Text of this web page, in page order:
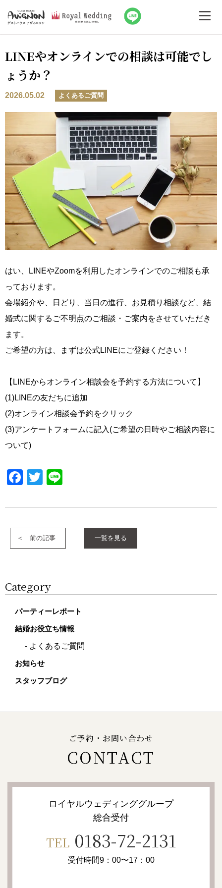
LINEやオンラインでの相談は可能でし
ょうか？
2026.05.02 よくあるご質問
はい、LINEやZoomを利用したオンラインでのご相談も承
っております。
会場紹介や、日どり、当日の進行、お見積り相談など、結
婚式に関するご不明点のご相談・ご案内をさせていただき
ます。
ご希望の方は、まずは公式LINEにご登録ください！
【LINEからオンライン相談会を予約する方法について】
(1)LINEの友だちに追加
(2)オンライン相談会予約をクリック
(3)アンケートフォームに記入(ご希望の日時やご相談内容に
ついて)
Facebook
Twitter
前の記事 一覧を見る
Category
パーティーレポート
結婚お役立ち情報
よくあるご質問
お知らせ
スタッフブログ
ご予約・お問い合わせ
CONTACT
ロイヤルウェディンググループ
総合受付
TEL 0183-72-2131
受付時間9：00〜17：00